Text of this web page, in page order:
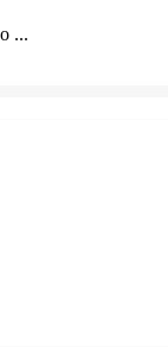
...